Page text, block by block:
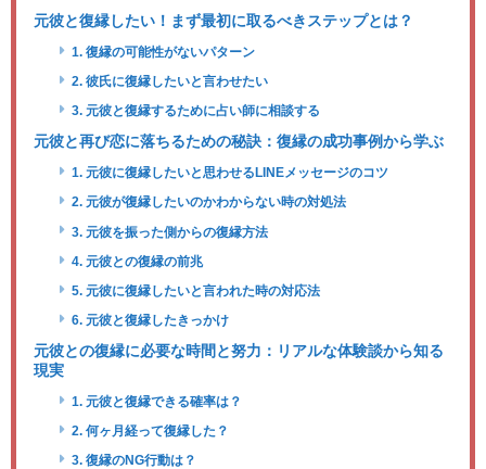
元彼と復縁したい！まず最初に取るべきステップとは？
1. 復縁の可能性がないパターン
2. 彼氏に復縁したいと言わせたい
3. 元彼と復縁するために占い師に相談する
元彼と再び恋に落ちるための秘訣：復縁の成功事例から学ぶ
1. 元彼に復縁したいと思わせるLINEメッセージのコツ
2. 元彼が復縁したいのかわからない時の対処法
3. 元彼を振った側からの復縁方法
4. 元彼との復縁の前兆
5. 元彼に復縁したいと言われた時の対応法
6. 元彼と復縁したきっかけ
元彼との復縁に必要な時間と努力：リアルな体験談から知る
現実
1. 元彼と復縁できる確率は？
2. 何ヶ月経って復縁した？
3. 復縁のNG行動は？